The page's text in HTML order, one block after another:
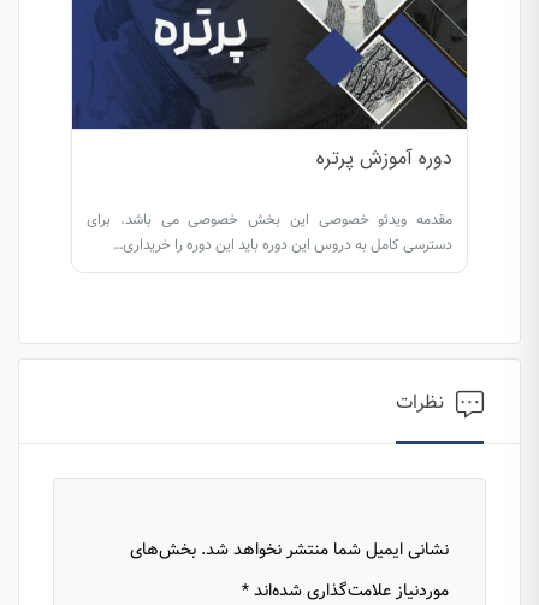
دوره آموزش پرتره
مقدمه ویدئو خصوصی این بخش خصوصی می باشد. برای
دسترسی کامل به دروس این دوره باید این دوره را خریداری…
نظرات
نشانی ایمیل شما منتشر نخواهد شد. بخش‌های
موردنیاز علامت‌گذاری شده‌اند*